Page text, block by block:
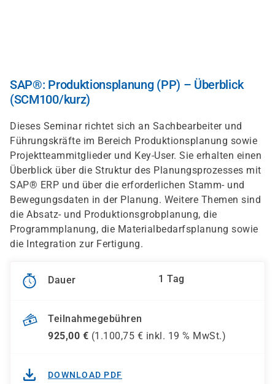
SAP®: Produktionsplanung (PP) – Überblick
(SCM100/kurz)
Dieses Seminar richtet sich an Sachbearbeiter und
Führungskräfte im Bereich Produktionsplanung sowie
Projektteammitglieder und Key-User. Sie erhalten einen
Überblick über die Struktur des Planungsprozesses mit
SAP® ERP und über die erforderlichen Stamm- und
Bewegungsdaten in der Planung. Weitere Themen sind
die Absatz- und Produktionsgrobplanung, die
Programmplanung, die Materialbedarfsplanung sowie
die Integration zur Fertigung.
Dauer 1 Tag
Teilnahmegebühren
925,00 € (1.100,75 € inkl. 19 % MwSt.)
DOWNLOAD PDF